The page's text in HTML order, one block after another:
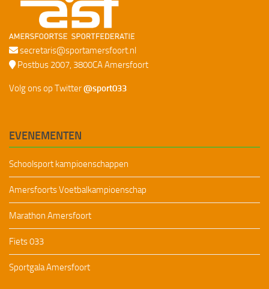
secretaris@sportamersfoort.nl
Postbus 2007, 3800CA Amersfoort
Volg ons op Twitter@sport033
EVENEMENTEN
Schoolsport kampioenschappen
Amersfoorts Voetbalkampioenschap
Marathon Amersfoort
Fiets 033
Sportgala Amersfoort